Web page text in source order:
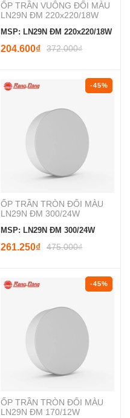
ỐP TRẦN VUÔNG ĐỔI MÀU
LN29N ĐM 220x220/18W
MSP: LN29N ĐM 220x220/18W
204.600₫ 372.000₫
-45%
ỐP TRẦN TRÒN ĐỔI MÀU
LN29N ĐM 300/24W
MSP: LN29N ĐM 300/24W
261.250₫ 475.000₫
-45%
ỐP TRẦN TRÒN ĐỔI MÀU
LN29N ĐM 170/12W